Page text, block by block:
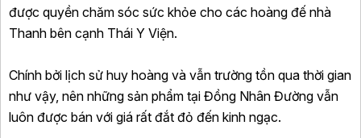
được quyền chăm sóc sức khỏe cho các hoàng đế nhà
Thanh bên cạnh Thái Y Viện.
Chính bởi lịch sử huy hoàng và vẫn trường tồn qua thời gian
như vậy, nên những sản phẩm tại Đồng Nhân Đường vẫn
luôn được bán với giá rất đắt đỏ đến kinh ngạc.